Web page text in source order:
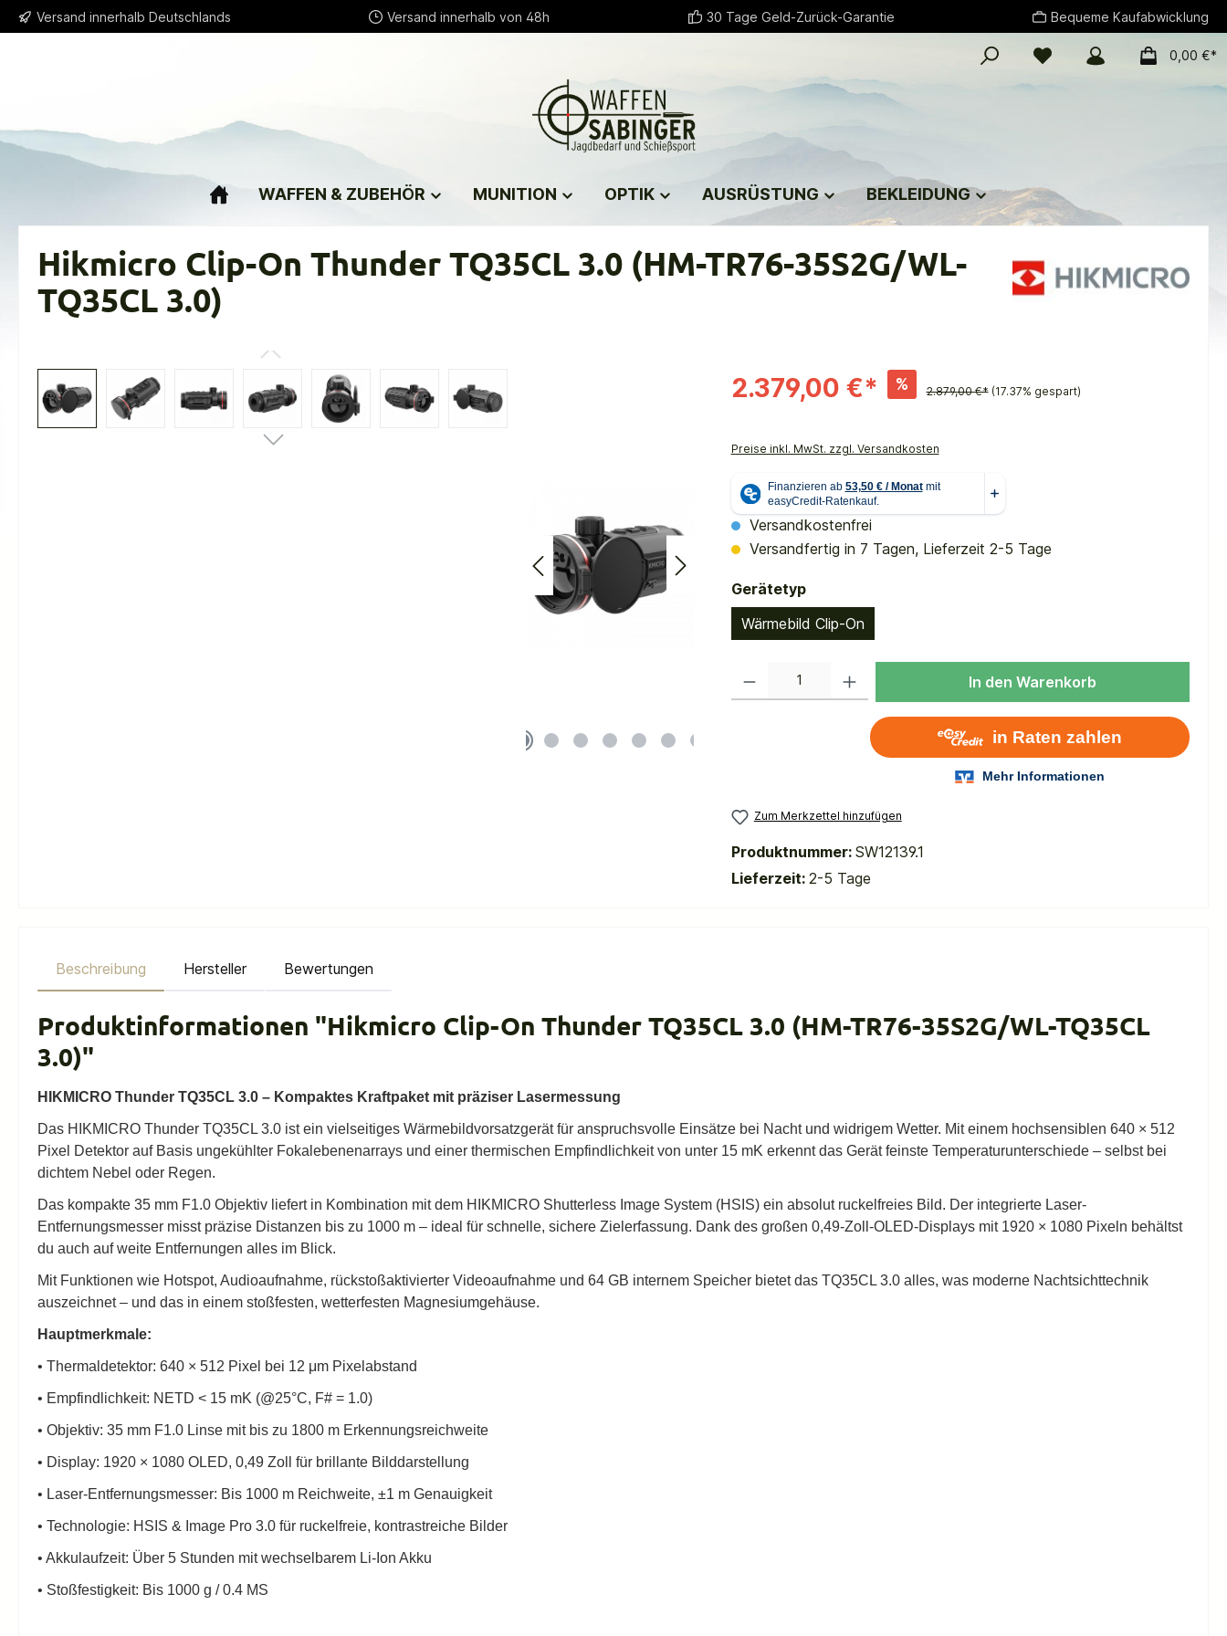
Zur Hauptnavigation springen
Versand innerhalb Deutschlands Versand innerhalb von 48h 30 Tage Geld-Zurück-Garantie Bequeme Kaufabwicklung
0,00 €*
WAFFEN & ZUBEHÖR MUNITION OPTIK AUSRÜSTUNG BEKLEIDUNG
Hikmicro Clip-On Thunder TQ35CL 3.0 (HM-TR76-35S2G/WL-
TQ35CL 3.0)
Bildergalerie überspringen 2.379,00 €* % 2.879,00 €* (17.37% gespart)
Preise inkl. MwSt. zzgl. Versandkosten
Versandkostenfrei
Versandfertig in 7 Tagen, Lieferzeit 2-5 Tage
Gerätetypauswählen
Wärmebild Clip-On
In den Warenkorb
Zum Merkzettel hinzufügen
Produktnummer: SW12139.1
Lieferzeit: 2-5 Tage
Beschreibung Hersteller Bewertungen
Produktinformationen "Hikmicro Clip-On Thunder TQ35CL 3.0 (HM-TR76-35S2G/WL-TQ35CL
3.0)"
HIKMICRO Thunder TQ35CL 3.0 – Kompaktes Kraftpaket mit präziser Lasermessung
Das HIKMICRO Thunder TQ35CL 3.0 ist ein vielseitiges Wärmebildvorsatzgerät für anspruchsvolle Einsätze bei Nacht und widrigem Wetter. Mit einem hochsensiblen 640 × 512
Pixel Detektor auf Basis ungekühlter Fokalebenenarrays und einer thermischen Empfindlichkeit von unter 15 mK erkennt das Gerät feinste Temperaturunterschiede – selbst bei
dichtem Nebel oder Regen.
Das kompakte 35 mm F1.0 Objektiv liefert in Kombination mit dem HIKMICRO Shutterless Image System (HSIS) ein absolut ruckelfreies Bild. Der integrierte Laser-
Entfernungsmesser misst präzise Distanzen bis zu 1000 m – ideal für schnelle, sichere Zielerfassung. Dank des großen 0,49-Zoll-OLED-Displays mit 1920 × 1080 Pixeln behältst
du auch auf weite Entfernungen alles im Blick.
Mit Funktionen wie Hotspot, Audioaufnahme, rückstoßaktivierter Videoaufnahme und 64 GB internem Speicher bietet das TQ35CL 3.0 alles, was moderne Nachtsichttechnik
auszeichnet – und das in einem stoßfesten, wetterfesten Magnesiumgehäuse.
Hauptmerkmale:
• Thermaldetektor: 640 × 512 Pixel bei 12 μm Pixelabstand
• Empfindlichkeit: NETD < 15 mK (@25°C, F# = 1.0)
• Objektiv: 35 mm F1.0 Linse mit bis zu 1800 m Erkennungsreichweite
• Display: 1920 × 1080 OLED, 0,49 Zoll für brillante Bilddarstellung
• Laser-Entfernungsmesser: Bis 1000 m Reichweite, ±1 m Genauigkeit
• Technologie: HSIS & Image Pro 3.0 für ruckelfreie, kontrastreiche Bilder
• Akkulaufzeit: Über 5 Stunden mit wechselbarem Li-Ion Akku
• Stoßfestigkeit: Bis 1000 g / 0.4 MS